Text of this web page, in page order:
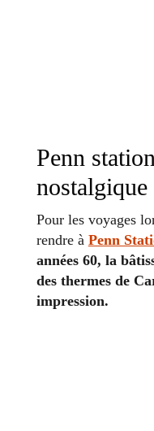
Penn
nostalgique
Pour les voyages
rendre à Penn
années 60, la
des thermes de
impression.